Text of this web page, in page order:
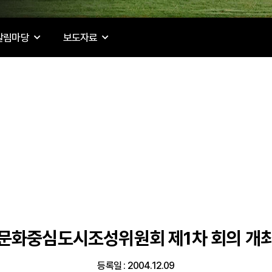
림마당 보도자료
화중심도시조성위원회 제1차 회의 개
등록일 : 2004.12.09